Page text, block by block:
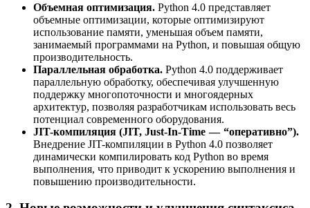
Объемная оптимизация. Python 4.0 представляет
объемные оптимизации, которые оптимизируют
использование памяти, уменьшая объем памяти,
занимаемый программами на Python, и повышая общую
производительность.
Параллельная обработка. Python 4.0 поддерживает
параллельную обработку, обеспечивая улучшенную
поддержку многопоточности и многоядерных
архитектур, позволяя разработчикам использовать весь
потенциал современного оборудования.
JIT-компиляция (JIT, Just-In-Time — “оперативно”).
Внедрение JIT-компиляции в Python 4.0 позволяет
динамически компилировать код Python во время
выполнения, что приводит к ускорению выполнения и
повышению производительности.